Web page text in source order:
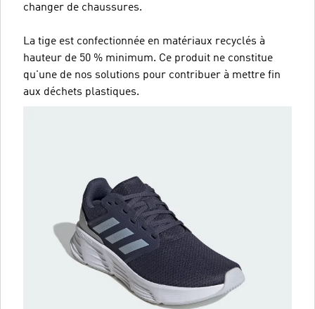
changer de chaussures.
La tige est confectionnée en matériaux recyclés à
hauteur de 50 % minimum. Ce produit ne constitue
qu'une de nos solutions pour contribuer à mettre fin
aux déchets plastiques.